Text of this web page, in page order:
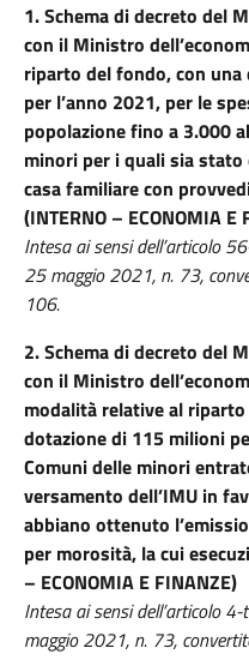
1. Schema di decreto del
con il Ministro
riparto del fondo, con
per l’anno 2021, per le
popolazione fino a 3.000
minori per i quali sia
casa familiare con
(INTERNO – ECONOMIA E
Intesa ai sensi dell’articolo
25 maggio 2021, n. 73,
106.
2. Schema di decreto del
con il Ministro
modalità relative al
dotazione di 115 milioni
Comuni delle minori
versamento dell’IMU in
abbiano ottenuto
per morosità, la cui
– ECONOMIA E FINANZE)
Intesa ai sensi dell’articolo
maggio 2021, n. 73,